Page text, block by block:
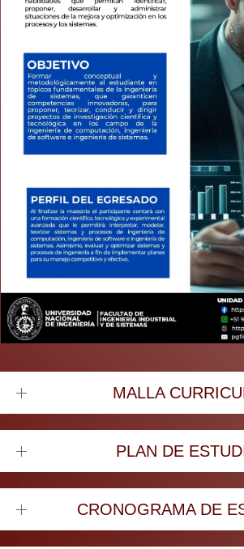
MALLA
PLAN DE
CRONOGRAMA DE